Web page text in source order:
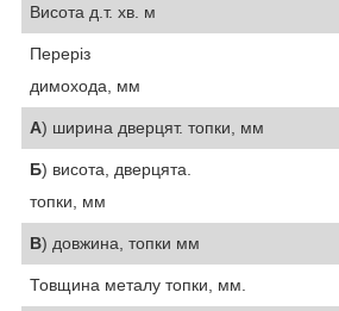
Висота д.т. хв. м
Переріз
димохода, мм
А) ширина дверцят. топки, мм
Б) висота, дверцята.
топки, мм
В) довжина, топки мм
Товщина металу топки, мм.